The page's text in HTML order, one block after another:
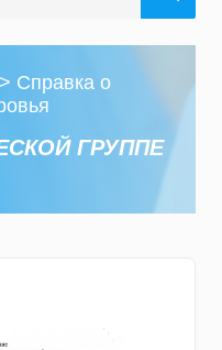
Справка о
ГРУППЕ